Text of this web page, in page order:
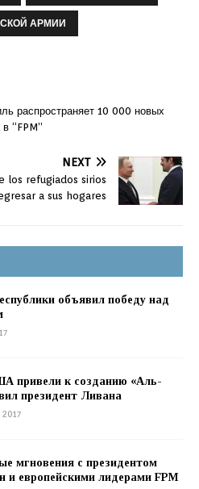
АРМИИ
распространяет 10 000 новых
“FPM”
NEXT
los refugiados sirios
a sus hogares
объявил победу над
привели к созданию «Аль-
президент Ливана
мгновения с президентом
и европейскими лидерами FPM